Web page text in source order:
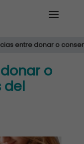
entre donar o
o
del